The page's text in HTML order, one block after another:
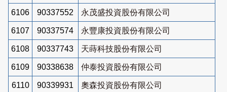
6106 90337552 永茂盛投資股份有限公司
6107 90337574 永豐康投資股份有限公司
6108 90337743 天蒔科技股份有限公司
6109 90338638 仲泰投資股份有限公司
6110 90339931 奧森投資股份有限公司